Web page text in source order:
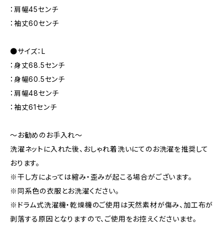
：肩幅45センチ
：袖丈60センチ
●サイズ：L
：身丈68.5センチ
：身幅60.5センチ
：肩幅48センチ
：袖丈61センチ
～お勧めのお手入れ～
洗濯ネットに入れた後、おしゃれ着洗いにてのお洗濯を推奨して
おります。
※干し方によっては縮み・歪みが起こる場合がございます。
※同系色の衣服とお洗濯ください。
※ドラム式洗濯機・乾燥機のご使用は天然素材が傷み、加工布が
剥落する原因となりますので、ご使用をお控えくださいませ。